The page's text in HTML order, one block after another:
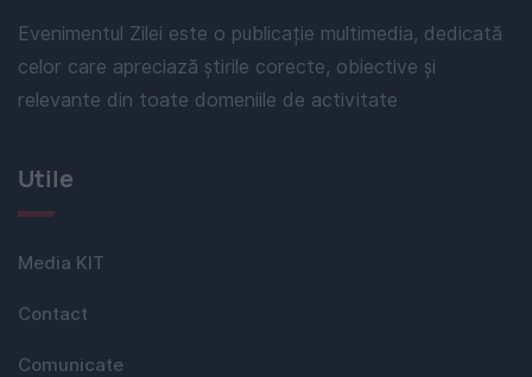
Evenimentul Zilei este o publicație multimedia, dedicată
celor care apreciază știrile corecte, obiective și
relevante din toate domeniile de activitate
Utile
Media KIT
Contact
Comunicate